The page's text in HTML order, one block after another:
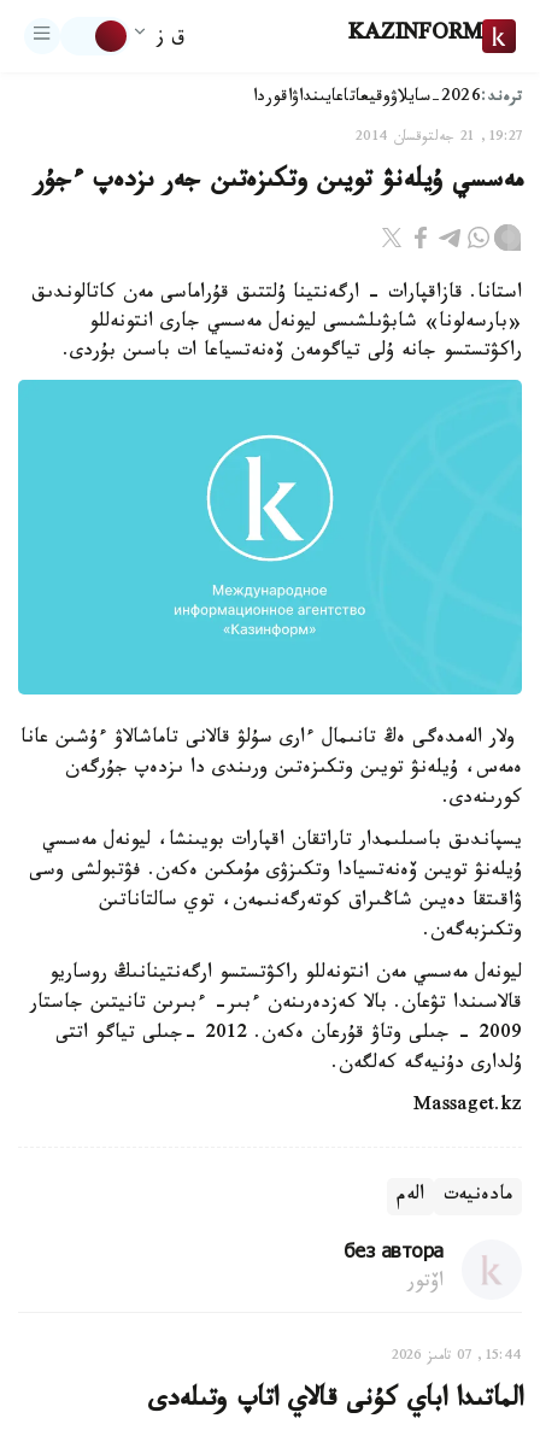
KAZINFORM ق ز
ترەند:2026-سايلاۋ وقيعاتاعايىنداۋاقوردا
19:27, 21 جەلتوقسان 2014
مەسسي ۇيلەنۋ تويىن وتكىزەتىن جەر ىزدەپ ءجۇر
استانا. قازاقپارات - ارگەنتينا ۇلتتىق قۇراماسى مەن كاتالوندىق
«بارسەلونا» شابۋىلشىسى ليونەل مەسسي جارى انتونەللو
راكۋتستسو جانە ۇلى تياگومەن ۆەنەتسياعا ات باسىن بۇردى.
ولار الەمدەگى ەڭ تانىمال ءارى سۇلۋ قالانى تاماشالاۋ ءۇشىن عانا
ەمەس، ۇيلەنۋ تويىن وتكىزەتىن ورىندى دا ىزدەپ جۇرگەن
كورىنەدى.
يسپاندىق باسىلىمدار تاراتقان اقپارات بويىنشا، ليونەل مەسسي
ۇيلەنۋ تويىن ۆەنەتسيادا وتكىزۋى مۇمكىن ەكەن. فۋتبولشى وسى
ۋاقىتقا دەيىن شاڭىراق كوتەرگەنىمەن، توي سالتاناتىن
وتكىزبەگەن.
ليونەل مەسسي مەن انتونەللو راكۋتستسو ارگەنتينانىڭ روساريو
قالاسىندا تۋعان. بالا كەزدەرىنەن ءبىر- ءبىرىن تانيتىن جاستار
2009 - جىلى وتاۋ قۇرعان ەكەن. 2012 -جىلى تياگو اتتى
ۇلدارى دۇنيەگە كەلگەن.
Massaget.kz
مادەنيەت الەم
без автора
اۆتور
15:44, 07 تامىز 2026
الماتىدا اباي كۇنى قالاي اتاپ وتىلەدى